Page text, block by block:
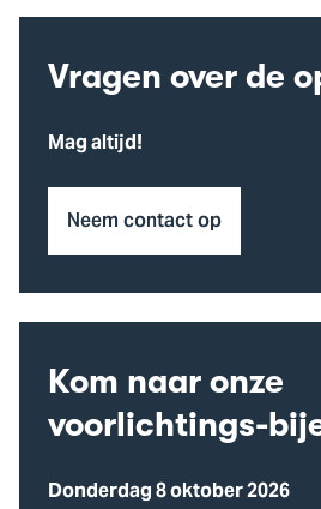
Vragen over de
Mag altijd!
Neem contact op
Kom naar onze
voorlichtings-
Donderdag 8 oktober 2026